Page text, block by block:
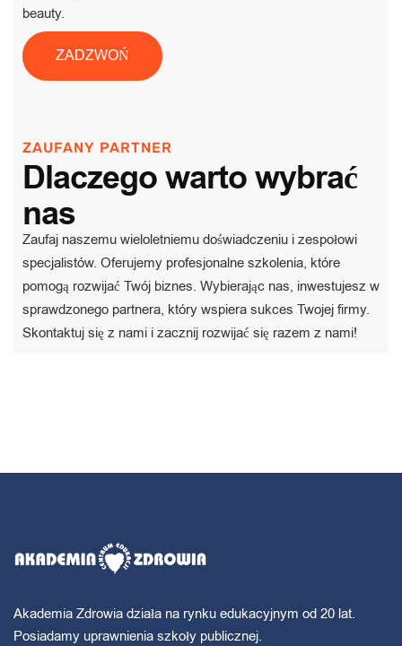
beauty.
ZADZWOŃ
ZAUFANY PARTNER
Dlaczego warto wybrać
nas
Zaufaj naszemu wieloletniemu doświadczeniu i zespołowi
specjalistów. Oferujemy profesjonalne szkolenia, które
pomogą rozwijać Twój biznes. Wybierając nas, inwestujesz w
sprawdzonego partnera, który wspiera sukces Twojej firmy.
Skontaktuj się z nami i zacznij rozwijać się razem z nami!
Akademia Zdrowia działa na rynku edukacyjnym od 20 lat.
Posiadamy uprawnienia szkoły publicznej.